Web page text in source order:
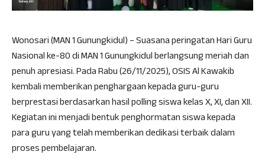
Wonosari (MAN 1 Gunungkidul) – Suasana peringatan Hari Guru
Nasional ke-80 di MAN 1 Gunungkidul berlangsung meriah dan
penuh apresiasi. Pada Rabu (26/11/2025), OSIS Al Kawakib
kembali memberikan penghargaan kepada guru-guru
berprestasi berdasarkan hasil polling siswa kelas X, XI, dan XII.
Kegiatan ini menjadi bentuk penghormatan siswa kepada
para guru yang telah memberikan dedikasi terbaik dalam
proses pembelajaran.